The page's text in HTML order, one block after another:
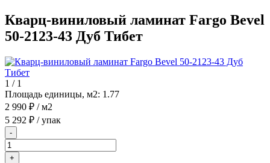
Кварц-виниловый ламинат Fargo Bevel
50-2123-43 Дуб Тибет
1 / 1
Площадь единицы, м2: 1.77
2 990 ₽ / м2
5 292 ₽ / упак
-
+